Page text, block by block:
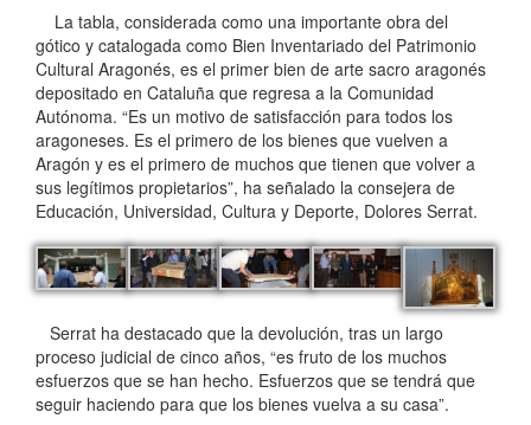
La tabla, considerada como una importante obra del
gótico y catalogada como Bien Inventariado del Patrimonio
Cultural Aragonés, es el primer bien de arte sacro aragonés
depositado en Cataluña que regresa a la Comunidad
Autónoma. “Es un motivo de satisfacción para todos los
aragoneses. Es el primero de los bienes que vuelven a
Aragón y es el primero de muchos que tienen que volver a
sus legítimos propietarios”, ha señalado la consejera de
Educación, Universidad, Cultura y Deporte, Dolores Serrat.
Serrat ha destacado que la devolución, tras un largo
proceso judicial de cinco años, “es fruto de los muchos
esfuerzos que se han hecho. Esfuerzos que se tendrá que
seguir haciendo para que los bienes vuelva a su casa”.